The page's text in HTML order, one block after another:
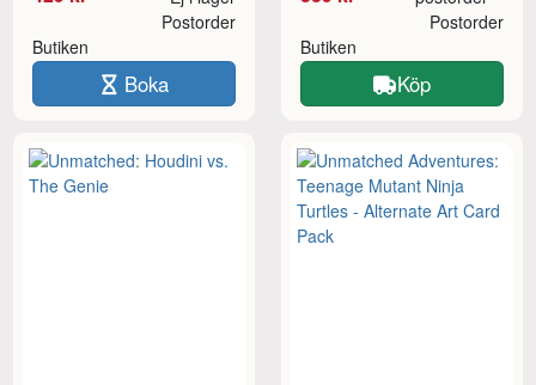
Butiken
Postorder
Boka
Butiken
Postorder
Köp